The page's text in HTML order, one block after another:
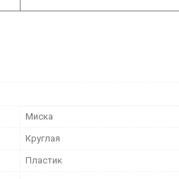
Миска
Круглая
Пластик